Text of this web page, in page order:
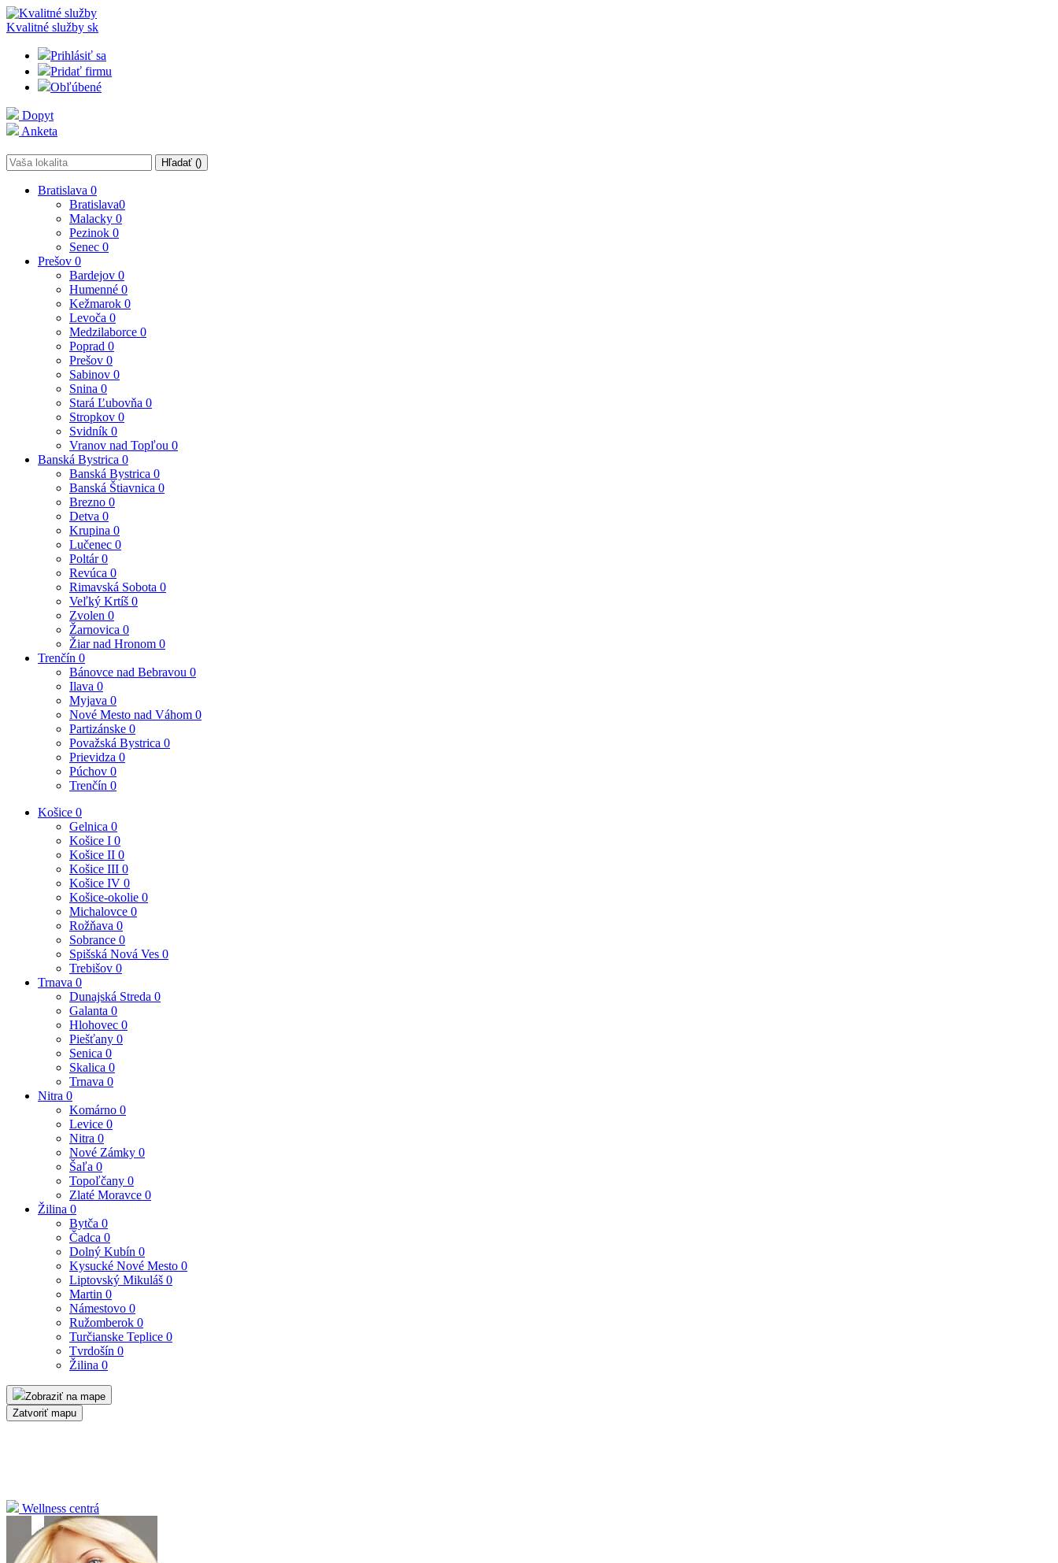
Kvalitné služby sk
Prihlásiť sa
Pridať firmu
Obľúbené
Dopyt
Anketa
Hľadať ()
Bratislava 0
Bratislava0
Malacky 0
Pezinok 0
Senec 0
Prešov 0
Bardejov 0
Humenné 0
Kežmarok 0
Levoča 0
Medzilaborce 0
Poprad 0
Prešov 0
Sabinov 0
Snina 0
Stará Ľubovňa 0
Stropkov 0
Svidník 0
Vranov nad Topľou 0
Banská Bystrica 0
Banská Bystrica 0
Banská Štiavnica 0
Brezno 0
Detva 0
Krupina 0
Lučenec 0
Poltár0
Revúca 0
Rimavská Sobota 0
Veľký Krtíš 0
Zvolen 0
Žarnovica 0
Žiar nad Hronom 0
Trenčín 0
Bánovce nad Bebravou 0
Ilava 0
Myjava 0
Nové Mesto nad Váhom 0
Partizánske 0
Považská Bystrica 0
Prievidza 0
Púchov 0
Trenčín 0
Košice 0
Gelnica 0
Košice I 0
Košice II 0
Košice III 0
Košice IV 0
Košice-okolie 0
Michalovce 0
Rožňava 0
Sobrance 0
Spišská Nová Ves 0
Trebišov 0
Trnava 0
Dunajská Streda 0
Galanta 0
Hlohovec 0
Piešťany 0
Senica 0
Skalica 0
Trnava 0
Nitra 0
Komárno 0
Levice 0
Nitra 0
Nové Zámky 0
Šaľa 0
Topoľčany 0
Zlaté Moravce 0
Žilina 0
Bytča 0
Čadca 0
Dolný Kubín 0
Kysucké Nové Mesto 0
Liptovský Mikuláš 0
Martin 0
Námestovo 0
Ružomberok 0
Turčianske Teplice 0
Tvrdošín 0
Žilina 0
Zobraziť na mape
Zatvoriť mapu
Wellness centrá